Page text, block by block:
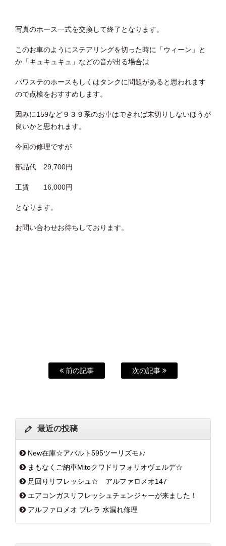
写真のホース一式を交換して終了となります。
このお車のようにステアリングを切った時に「ウィーン」と
か「キュキュキュ」などの音が出る場合は
パワステのホースもしくはタンクに問題があると思われます
ので点検をおすすめします。
因みに159など９３９系のお車はできれば末切りしないほうが
良いかと思われます。
今回の修理ですが
部品代 29,700円
工賃 16,000円
となります。
お問い合わせお待ちしております。
前の記事 次の記事
最近の投稿
New在庫☆アバルト595ツーリズモ♪♪
まもなくご納車Mitoクワドリフォリオヴェルデ☆
足回りリフレッシュ☆ アルファロメオ147
エアコンガスリフレッシュチェンジャーが来ました！
アルファロメオ ブレラ 水漏れ修理